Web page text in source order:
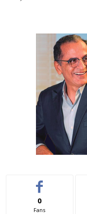
0
Fans